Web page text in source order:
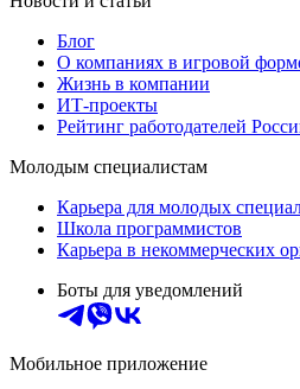
Блог
О компаниях в игровой
Жизнь в компании
ИТ-проекты
Рейтинг работодателей
Молодым специалистам
Карьера для молодых
Школа программистов
Карьера в некоммерческих
Боты для уведомлений
Мобильное приложение